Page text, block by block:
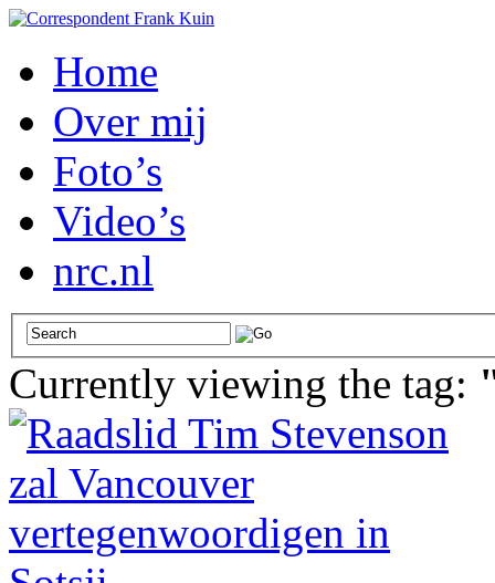
Home
Over mij
Foto’s
Video’s
nrc.nl
Currently viewing the tag: